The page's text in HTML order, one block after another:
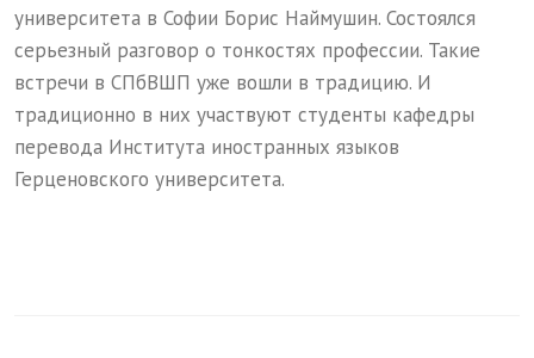
университета в Софии Борис Наймушин. Состоялся
серьезный разговор о тонкостях профессии. Такие
встречи в СПбВШП уже вошли в традицию. И
традиционно в них участвуют студенты кафедры
перевода Института иностранных языков
Герценовского университета.